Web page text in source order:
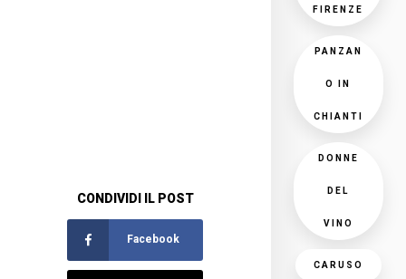
CONDIVIDI IL POST
Facebook
FIRENZE
PANZAN
O IN
CHIANTI
DONNE
DEL
VINO
CARUSO